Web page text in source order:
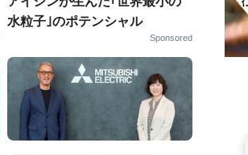
水粒子｣のポテンシャル
Sponsored